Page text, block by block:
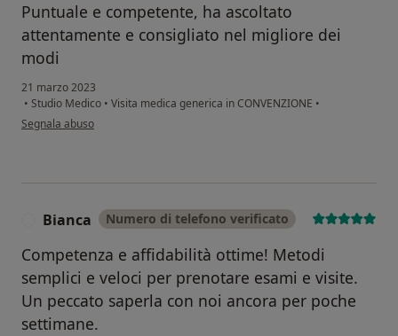
Puntuale e competente, ha ascoltato
attentamente e consigliato nel migliore dei
modi
21 marzo 2023
• Studio Medico • Visita medica generica in CONVENZIONE •
secondo l'opinione dell'utente Il tuo account è stato eliminato
Segnala abuso
Bianca Numero di telefono verificato
Competenza e affidabilità ottime! Metodi
semplici e veloci per prenotare esami e visite.
Un peccato saperla con noi ancora per poche
settimane.